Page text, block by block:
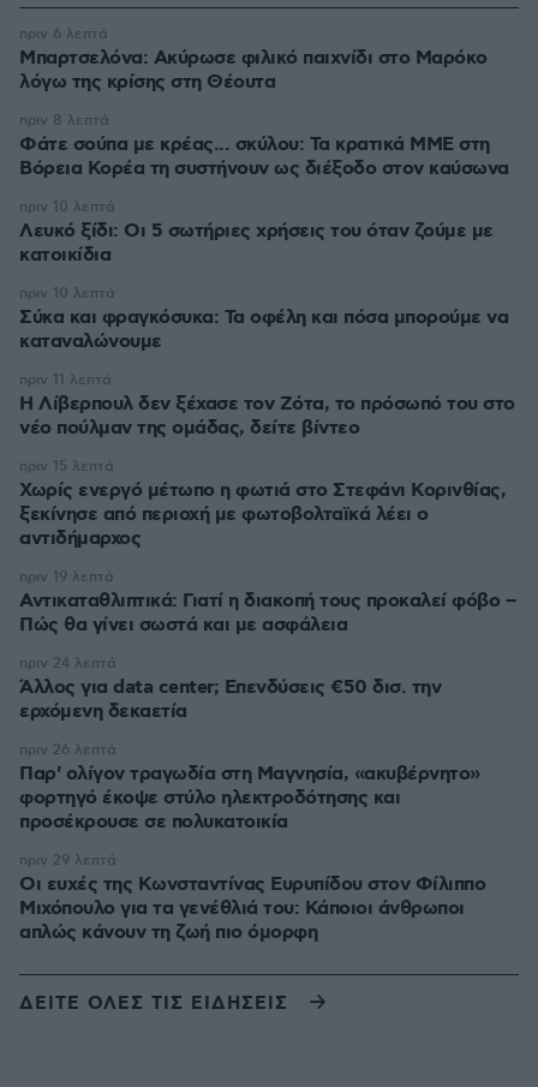
Μπαρτσελόνα: Ακύρωσε φιλικό παιχνίδι στο Μαρόκο
λόγω της κρίσης στη Θέουτα
πριν 6 λεπτά
Φάτε σούπα με κρέας... σκύλου: Τα κρατικά ΜΜΕ στη
Βόρεια Κορέα τη συστήνουν ως διέξοδο στον καύσωνα
πριν 8 λεπτά
Λευκό ξίδι: Οι 5 σωτήριες χρήσεις του όταν ζούμε με
κατοικίδια
πριν 10 λεπτά
Σύκα και φραγκόσυκα: Τα οφέλη και πόσα μπορούμε να
καταναλώνουμε
πριν 10 λεπτά
Η Λίβερπουλ δεν ξέχασε τον Ζότα, το πρόσωπό του στο
νέο πούλμαν της ομάδας, δείτε βίντεο
πριν 11 λεπτά
Χωρίς ενεργό μέτωπο η φωτιά στο Στεφάνι Κορινθίας,
ξεκίνησε από περιοχή με φωτοβολταϊκά λέει ο
αντιδήμαρχος
πριν 15 λεπτά
Αντικαταθλιπτικά: Γιατί η διακοπή τους προκαλεί φόβο –
Πώς θα γίνει σωστά και με ασφάλεια
πριν 19 λεπτά
Άλλος για data center; Επενδύσεις €50 δισ. την
ερχόμενη δεκαετία
πριν 24 λεπτά
Παρ' ολίγον τραγωδία στη Μαγνησία, «ακυβέρνητο»
φορτηγό έκοψε στύλο ηλεκτροδότησης και
προσέκρουσε σε πολυκατοικία
πριν 26 λεπτά
Οι ευχές της Κωνσταντίνας Ευρυπίδου στον Φίλιππο
Μιχόπουλο για τα γενέθλιά του: Κάποιοι άνθρωποι
απλώς κάνουν τη ζωή πιο όμορφη
πριν 29 λεπτά
ΔΕΙΤΕ ΟΛΕΣ ΤΙΣ ΕΙΔΗΣΕΙΣ